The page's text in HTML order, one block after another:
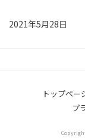
2021年5月28日
トップペー
プ